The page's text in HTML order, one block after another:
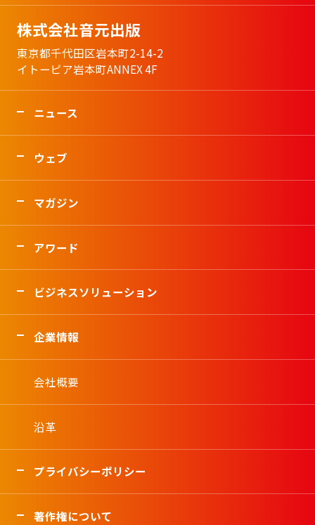
株式会社音元出版
東京都千代田区岩本町2-14-2
イトーピア岩本町ANNEX 4F
ニュース
ウェブ
マガジン
アワード
ビジネスソリューション
企業情報
会社概要
沿革
プライバシーポリシー
著作権について